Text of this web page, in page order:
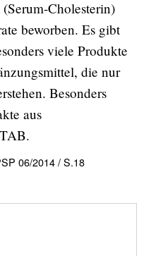
Cholesterin)
beworben. Es gibt
viele Produkte
die nur
Besonders
aus
06/2014 / S.18